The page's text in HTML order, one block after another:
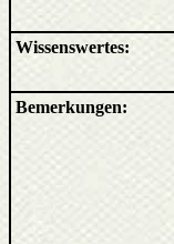
Wissenswertes:
Bemerkungen: